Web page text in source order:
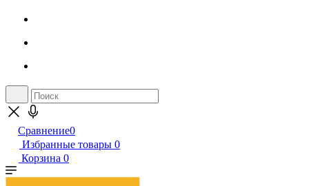
Сравнение0
Избранные товары 0
Корзина 0